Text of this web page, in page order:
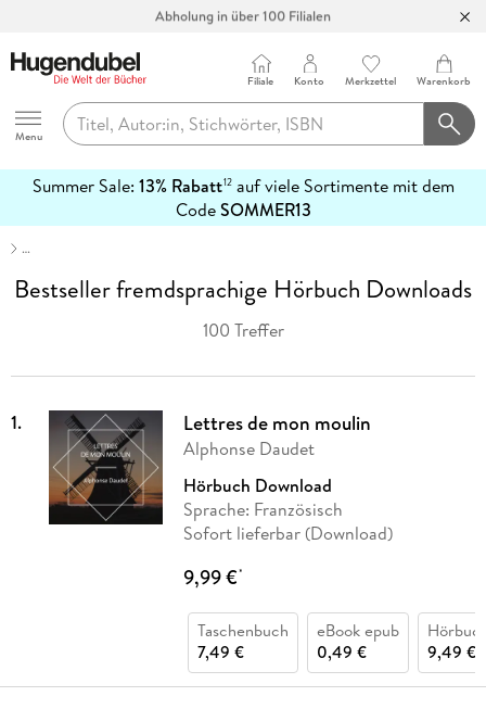
Abholung in über 100 Filialen
Hugendubel
Menu
Filiale Konto Merkzettel Warenkorb
Summer Sale: 13% Rabatt12auf viele Sortimente mit dem
CodeSOMMER13
erfahren
…
Bestseller fremdsprachige Hörbuch Downloads
100 Treffer
1. Lettres de mon moulin
Alphonse Daudet
Hörbuch Download
Sprache: Französisch
Sofort lieferbar (Download)
9,99 €*
Taschenbuch
7,49 €
eBook epub
0,49 €
9,49 €